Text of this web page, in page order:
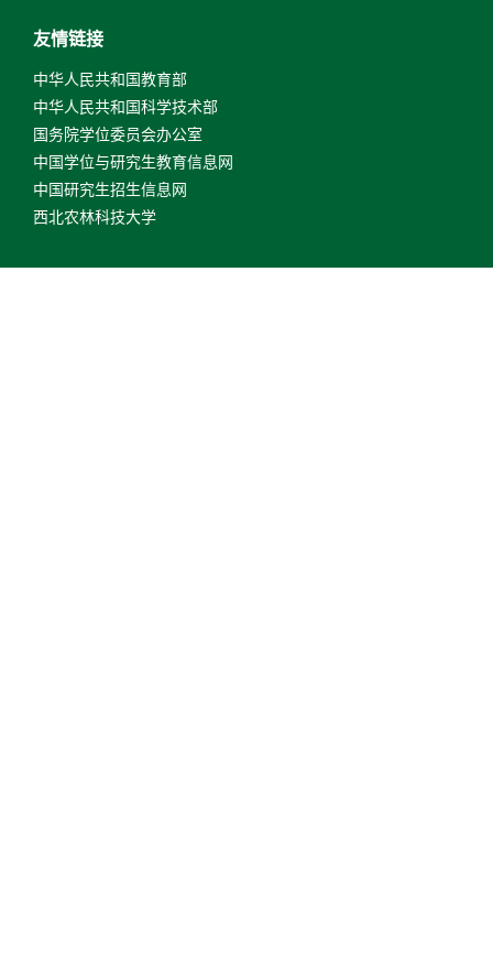
友情链接
中华人民共和国教育部
中华人民共和国科学技术部
国务院学位委员会办公室
中国学位与研究生教育信息网
中国研究生招生信息网
西北农林科技大学